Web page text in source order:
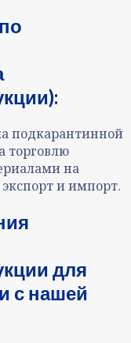
подкарантинной
торговлю
на
и импорт.
для
с нашей